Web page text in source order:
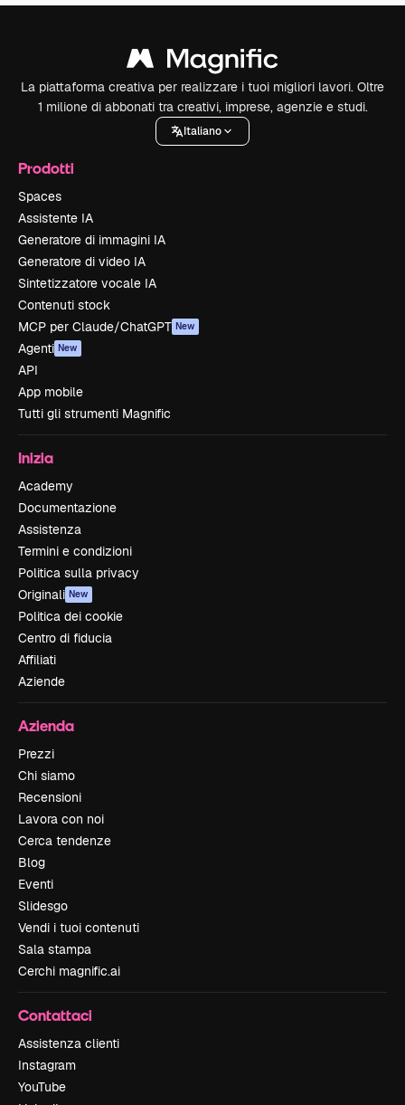
La piattaforma creativa per realizzare i tuoi migliori lavori. Oltre
1 milione di abbonati tra creativi, imprese, agenzie e studi.
Italiano
Prodotti
Spaces
Assistente IA
Generatore di immagini IA
Generatore di video IA
Sintetizzatore vocale IA
Contenuti stock
MCP per Claude/ChatGPT New
Agenti New
API
App mobile
Tutti gli strumenti Magnific
Inizia
Academy
Documentazione
Assistenza
Termini e condizioni
Politica sulla privacy
Originali New
Politica dei cookie
Centro di fiducia
Affiliati
Aziende
Azienda
Prezzi
Chi siamo
Recensioni
Lavora con noi
Cerca tendenze
Blog
Eventi
Slidesgo
Vendi i tuoi contenuti
Sala stampa
Cerchi magnific.ai
Contattaci
Assistenza clienti
Instagram
YouTube